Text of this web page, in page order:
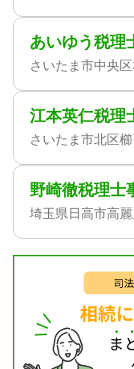
あいゆう税理
さいたま市中央
江本英仁税理
さいたま市北区
野崎徹税理士
埼玉県日高市高